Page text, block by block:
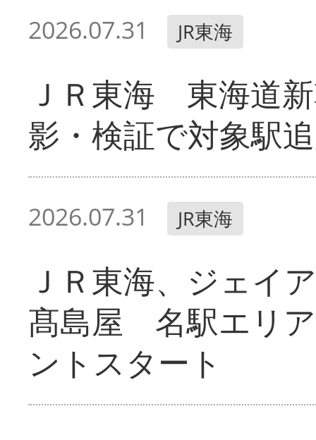
2026.07.31 JR東海
ＪＲ東海 東海道
影・検証で対象駅
2026.07.31 JR東海
ＪＲ東海、ジェイ
髙島屋 名駅エリ
ントスタート